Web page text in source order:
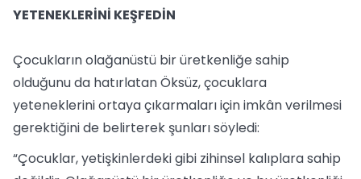
YETENEKLERİNİ KEŞFEDİN
Çocukların olağanüstü bir üretkenliğe sahip
olduğunu da hatırlatan Öksüz, çocuklara
yeteneklerini ortaya çıkarmaları için imkân verilmesi
gerektiğini de belirterek şunları söyledi:
“Çocuklar, yetişkinlerdeki gibi zihinsel kalıplara sahip